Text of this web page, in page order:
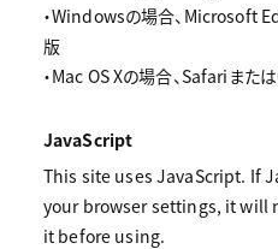
・Windowsの場合、Microsoft
版
・Mac OS Xの場合、Safariま
JavaScript
This site uses JavaScript. If
your browser settings, it will
it before using.